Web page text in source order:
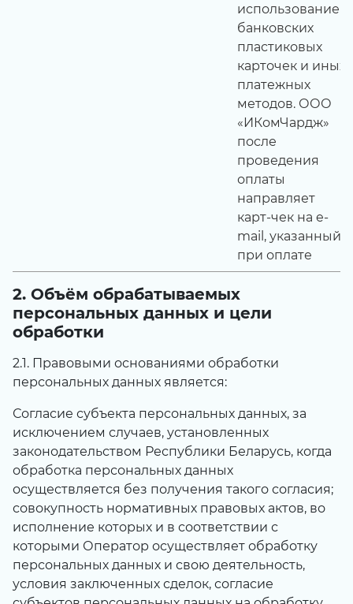
использованием
банковских
пластиковых
карточек и иных
платежных
методов. ООО
«ИКомЧардж»
после
проведения
оплаты
направляет
карт-чек на e-
mail, указанный
при оплате
2. Объём обрабатываемых
персональных данных и цели
обработки
2.1. Правовыми основаниями обработки
персональных данных является:
Согласие субъекта персональных данных, за
исключением случаев, установленных
законодательством Республики Беларусь, когда
обработка персональных данных
осуществляется без получения такого согласия;
совокупность нормативных правовых актов, во
исполнение которых и в соответствии с
которыми Оператор осуществляет обработку
персональных данных и свою деятельность,
условия заключенных сделок, согласие